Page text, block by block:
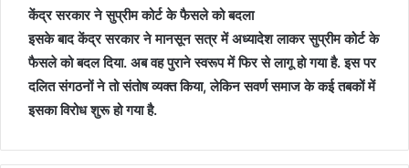
केंद्र सरकार ने सुप्रीम कोर्ट के फैसले को बदला
इसके बाद केंद्र सरकार ने मानसून सत्र में अध्‍यादेश लाकर सुप्रीम कोर्ट के
फैसले को बदल दिया. अब वह पुराने स्‍वरूप में फिर से लागू हो गया है. इस पर
दलित संगठनों ने तो संतोष व्‍यक्‍त किया, लेकिन सवर्ण समाज के कई तबकों में
इसका विरोध शुरू हो गया है.